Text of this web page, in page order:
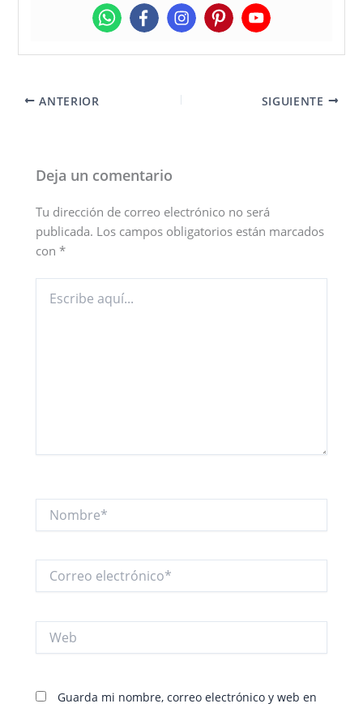
ANTERIOR SIGUIENTE
Deja un comentario
Tu dirección de correo electrónico no será
publicada. Los campos obligatorios están marcados
con*
aquí...
electrónico*
Guarda mi nombre, correo electrónico y web en